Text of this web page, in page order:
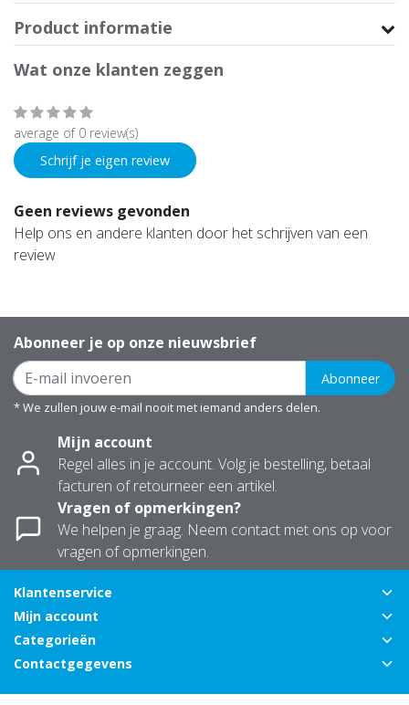
Product informatie
Wat onze klanten zeggen
average of 0 review(s)
Schrijf je eigen review
Geen reviews gevonden
Help ons en andere klanten door het schrijven van een
review
Abonneer je op onze nieuwsbrief
Abonneer
* We zullen jouw e-mail nooit met iemand anders delen.
Mijn account
Regel alles in je account. Volg je bestelling, betaal
facturen of retourneer een artikel.
Vragen of opmerkingen?
We helpen je graag. Neem contact met ons op voor
vragen of opmerkingen.
Klantenservice
Mijn account
Categorieën
Contactgegevens